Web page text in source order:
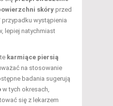
skóry przed
wystąpienia
lepiej natychmiast
karmiące piersią
na stosowanie
badania sugerują
w tych okresach,
się z lekarzem